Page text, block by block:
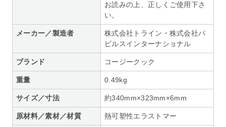
お読みの上、正しくご使用下さ
い。
メーカー／製造者
株式会社トライン・株式会社パ
ピルスインターナショナル
ブランド コージークック
重量 0.49kg
サイズ／寸法 約340mm×323mm×6mm
原材料／素材／材質 熱可塑性エラストマー